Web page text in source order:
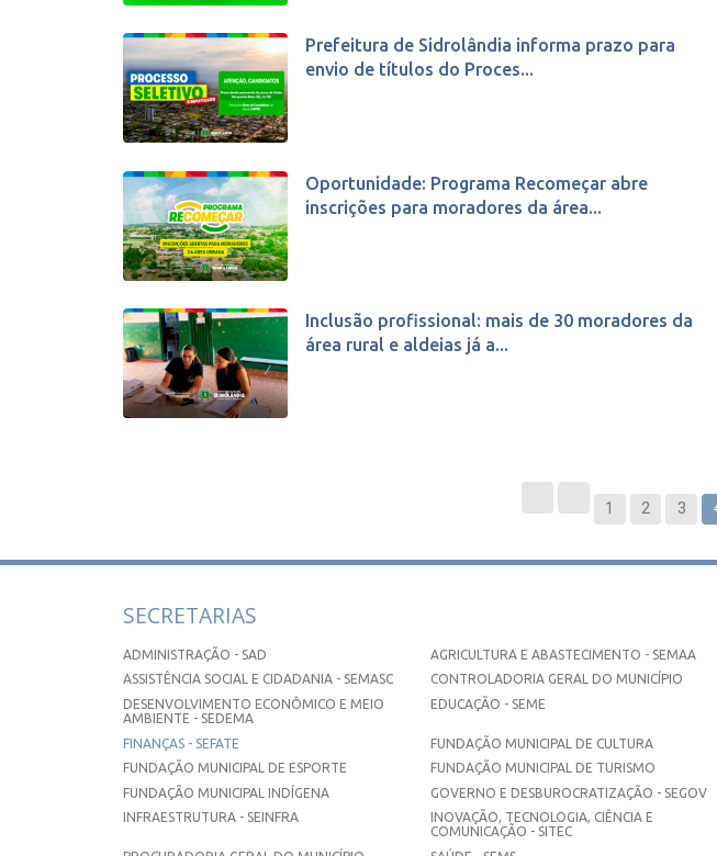
Prefeitura de Sidrolândia informa prazo para
envio de títulos do Proces...
Oportunidade: Programa Recomeçar abre
inscrições para moradores da área...
Inclusão profissional: mais de 30 moradores da
área rural e aldeias já a...
1 2 3
SECRETARIAS
ADMINISTRAÇÃO - SAD
AGRICULTURA E ABASTECIMENTO - SEMAA
ASSISTÊNCIA SOCIAL E CIDADANIA - SEMASC
CONTROLADORIA GERAL DO MUNICÍPIO
DESENVOLVIMENTO ECONÔMICO E MEIO
AMBIENTE - SEDEMA
EDUCAÇÃO - SEME
FINANÇAS - SEFATE
FUNDAÇÃO MUNICIPAL DE CULTURA
FUNDAÇÃO MUNICIPAL DE ESPORTE
FUNDAÇÃO MUNICIPAL DE TURISMO
FUNDAÇÃO MUNICIPAL INDÍGENA
GOVERNO E DESBUROCRATIZAÇÃO - SEGOV
INFRAESTRUTURA - SEINFRA
INOVAÇÃO, TECNOLOGIA, CIÊNCIA E
COMUNICAÇÃO - SITEC